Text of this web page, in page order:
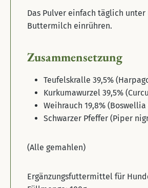
Das Pulver einfach täglich
Buttermilch einrühren.
Zusammensetzung
Teufelskralle 39,5%
Kurkumawurzel 39,5%
Weihrauch 19,8%
Schwarzer Pfeffer (Piper
(Alle gemahlen)
Ergänzungsfuttermittel für